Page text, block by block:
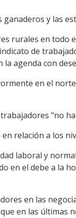
ganaderos y las
rurales en
de
agenda con
en el
"no
relación a los
laboral y
en el debe a la
en las
en las